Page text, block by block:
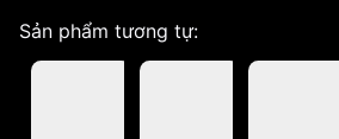
Sản phẩm tương tự: